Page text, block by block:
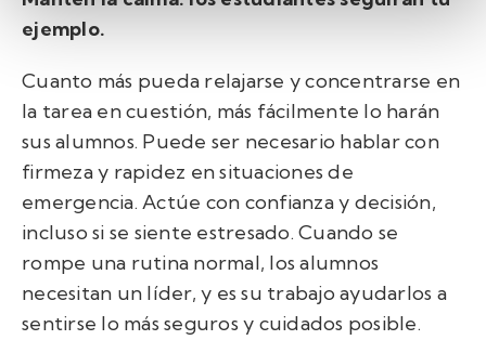
ejemplo.
Cuanto más pueda relajarse y concentrarse en
la tarea en cuestión, más fácilmente lo harán
sus alumnos. Puede ser necesario hablar con
firmeza y rapidez en situaciones de
emergencia. Actúe con confianza y decisión,
incluso si se siente estresado. Cuando se
rompe una rutina normal, los alumnos
necesitan un líder, y es su trabajo ayudarlos a
sentirse lo más seguros y cuidados posible.